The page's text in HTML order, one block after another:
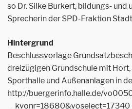
so Dr. Silke Burkert, bildungs-
Sprecherin der SPD-Fraktion
Hintergrund
Beschlussvorlage
dreizügigen Grundschule mit Hort,
Sporthalle und Außenanlagen in
http://buergerinfo.halle.de/
__kvonr=18680&voselect=17340